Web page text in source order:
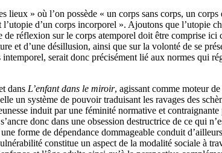
» où l’on possède « un corps sans corps, un
d’un corps incorporel ». Ajoutons que l’utopie
réflexion sur le corps atemporel doit être comprise ici
et d’une désillusion, ainsi que sur la volonté de se
serait donc précisément lié aux normes qui
dans L’enfant dans le miroir, agissant comme moteur
un système de pouvoir traduisant les ravages des
induit par une féminité normative et
donc dans une obsession destructrice de ce qui
forme de dépendance dommageable conduit
constitue un aspect de la modalité sociale à